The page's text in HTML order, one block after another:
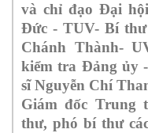
và chỉ đạo Đại
Đức - TUV- Bí
Chánh Thành-
kiểm tra Đảng ủy
sĩ Nguyễn Chí
Giám đốc Trung
thư, phó bí thư